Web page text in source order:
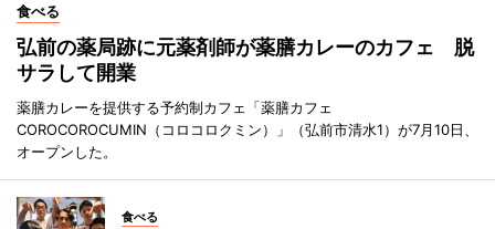
食べる
弘前の薬局跡に元薬剤師が薬膳カレーのカフェ 脱
サラして開業
薬膳カレーを提供する予約制カフェ「薬膳カフェ
COROCOROCUMIN（コロコロクミン）」（弘前市清水1）が7月10日、
オープンした。
食べる